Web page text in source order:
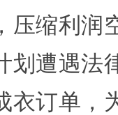
压缩利润
划遭遇法
衣订单，